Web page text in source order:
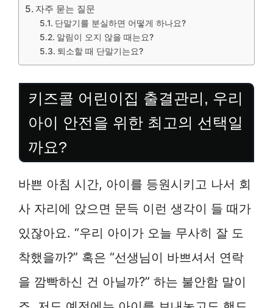
자주 묻는 질문
단말기를 분실하면 어떻게 하나요?
알림이 오지 않을 때는요?
퇴소할 때 단말기는요?
키즈콜 어린이집 출결관리, 우리
아이 안전을 위한 최고의 선택일
까요?
바쁜 아침 시간, 아이를 등원시키고 나서 회
사 자리에 앉으면 문득 이런 생각이 들 때가
있잖아요. “우리 아이가 오늘 무사히 잘 도
착했을까?” 혹은 “선생님이 바쁘셔서 연락
을 깜빡하신 건 아닐까?” 하는 불안함 말이